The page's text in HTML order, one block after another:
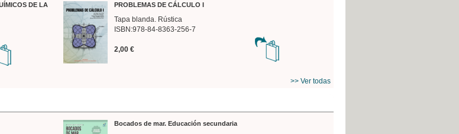
DE LA
PROBLEMAS DE CÁLCULO I
Tapa blanda. Rústica
ISBN:978-84-8363-256-7
2,00 €
>> Ver todas
Bocados de mar. Educación secundaria